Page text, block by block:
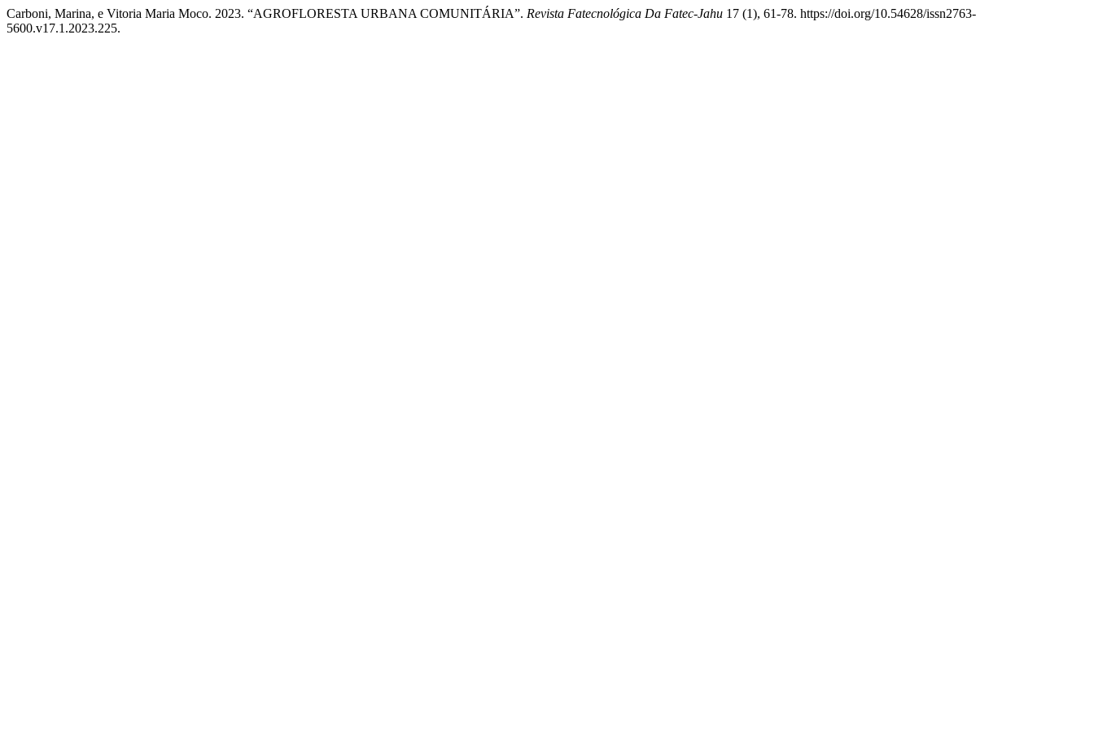
Carboni, Marina, e Vitoria Maria Moco. 2023. “AGROFLORESTA URBANA COMUNITÁRIA”. Revista Fatecnológica Da Fatec-Jahu 17 (1), 61-78. https://doi.org/10.54628/issn2763-
5600.v17.1.2023.225.